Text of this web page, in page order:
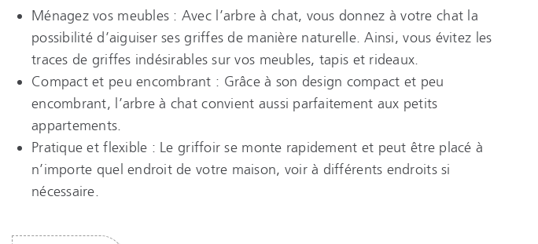
Ménagez vos meubles : Avec l’arbre à chat, vous donnez à votre chat la
possibilité d’aiguiser ses griffes de manière naturelle. Ainsi, vous évitez les
traces de griffes indésirables sur vos meubles, tapis et rideaux.
Compact et peu encombrant : Grâce à son design compact et peu
encombrant, l’arbre à chat convient aussi parfaitement aux petits
appartements.
Pratique et flexible : Le griffoir se monte rapidement et peut être placé à
n’importe quel endroit de votre maison, voir à différents endroits si
nécessaire.